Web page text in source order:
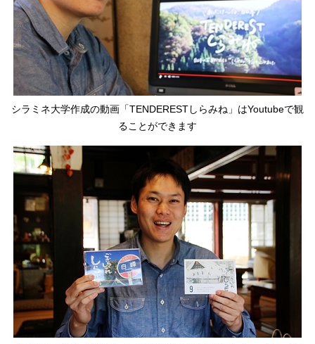
シラミネ大学作成の動画「TENDERESTしらみね」はYoutubeで観
ることができます